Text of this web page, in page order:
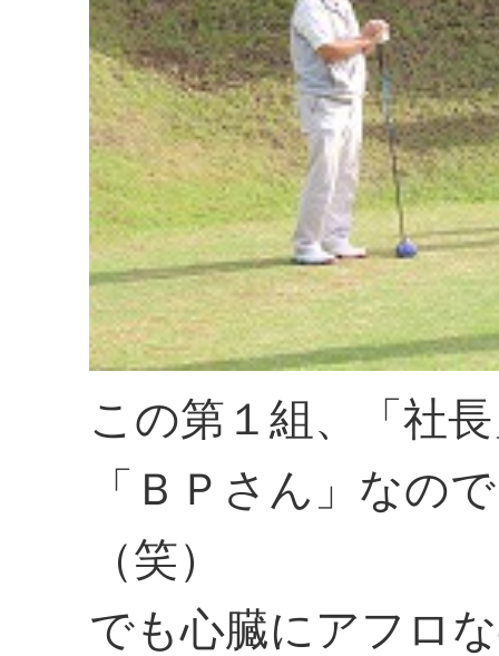
この第１組、「社
「ＢＰさん」なの
（笑）
でも心臓にアフロ